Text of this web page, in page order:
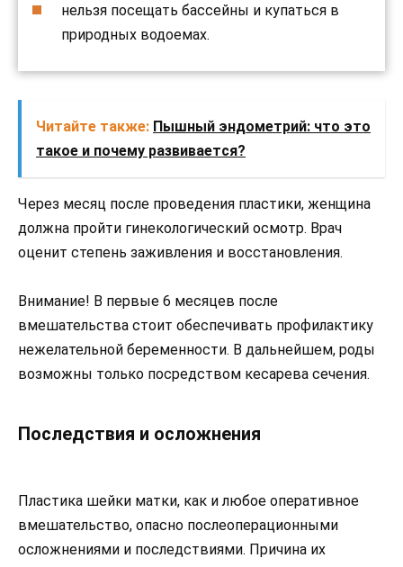
нельзя посещать бассейны и купаться в
природных водоемах.
Читайте также: Пышный эндометрий: что это
такое и почему развивается?
Через месяц после проведения пластики, женщина
должна пройти гинекологический осмотр. Врач
оценит степень заживления и восстановления.
Внимание! В первые 6 месяцев после
вмешательства стоит обеспечивать профилактику
нежелательной беременности. В дальнейшем, роды
возможны только посредством кесарева сечения.
Последствия и осложнения
Пластика шейки матки, как и любое оперативное
вмешательство, опасно послеоперационными
осложнениями и последствиями. Причина их